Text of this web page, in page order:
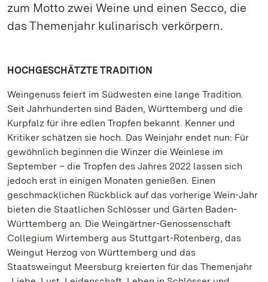
zum Motto zwei Weine und einen Secco, die
das Themenjahr kulinarisch verkörpern.
HOCHGESCHÄTZTE TRADITION
Weingenuss feiert im Südwesten eine lange Tradition.
Seit Jahrhunderten sind Baden, Württemberg und die
Kurpfalz für ihre edlen Tropfen bekannt. Kenner und
Kritiker schätzen sie hoch. Das Weinjahr endet nun: Für
gewöhnlich beginnen die Winzer die Weinlese im
September – die Tropfen des Jahres 2022 lassen sich
jedoch erst in einigen Monaten genießen. Einen
geschmacklichen Rückblick auf das vorherige Wein-Jahr
bieten die Staatlichen Schlösser und Gärten Baden-
Württemberg an. Die Weingärtner-Genossenschaft
Collegium Wirtemberg aus Stuttgart-Rotenberg, das
Weingut Herzog von Württemberg und das
Staatsweingut Meersburg kreierten für das Themenjahr